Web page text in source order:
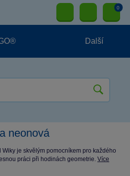
0
Další
neonová
je skvělým pomocníkem pro každého
práci při hodinách geometrie. Více